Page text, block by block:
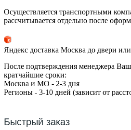
Осуществляется транспортными
рассчитывается отдельно после
Яндекс доставка Москва до двери
После подтверждения менеджера Ваш
кратчайшие сроки:
Москва и МО - 2-3 дня
Регионы - 3-10 дней (зависит от
Быстрый заказ